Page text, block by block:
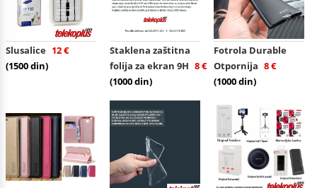
Slusalice 12 €
(1500 din)
Staklena zaštitna
folija za ekran 9H 8 €
(1000 din)
Fotrola Durable
Otpornija 8 €
(1000 din)